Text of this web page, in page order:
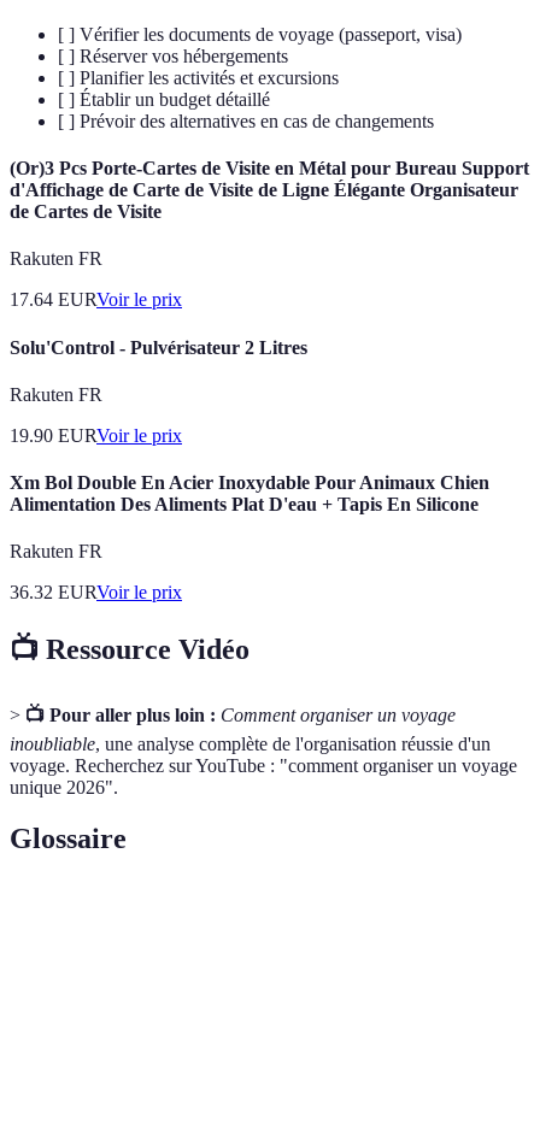
[ ] Vérifier les documents de voyage (passeport, visa)
[ ] Réserver vos hébergements
[ ] Planifier les activités et excursions
[ ] Établir un budget détaillé
[ ] Prévoir des alternatives en cas de changements
(Or)3 Pcs Porte-Cartes de Visite en Métal pour Bureau Support
d'Affichage de Carte de Visite de Ligne Élégante Organisateur
de Cartes de Visite
Rakuten FR
17.64 EURVoir le prix
Solu'Control - Pulvérisateur 2 Litres
Rakuten FR
19.90 EURVoir le prix
Xm Bol Double En Acier Inoxydable Pour Animaux Chien
Alimentation Des Aliments Plat D'eau + Tapis En Silicone
Rakuten FR
36.32 EURVoir le prix
📺 Ressource Vidéo
> 📺 Pour aller plus loin : Comment organiser un voyage
inoubliable, une analyse complète de l'organisation réussie d'un
voyage. Recherchez sur YouTube : "comment organiser un voyage
unique 2026".
Glossaire